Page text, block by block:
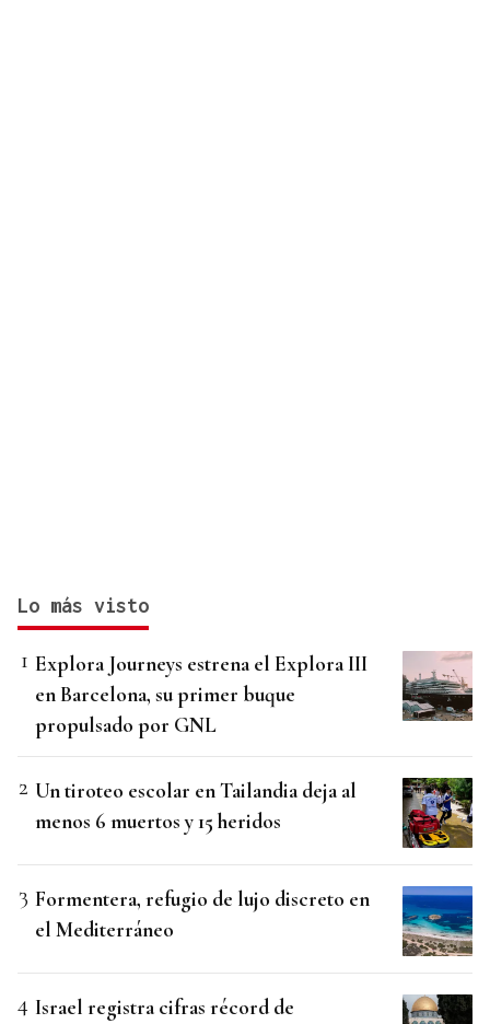
Lo más visto
Explora Journeys estrena el Explora III
en Barcelona, su primer buque
propulsado por GNL
Un tiroteo escolar en Tailandia deja al
menos 6 muertos y 15 heridos
Formentera, refugio de lujo discreto en
el Mediterráneo
Israel registra cifras récord de